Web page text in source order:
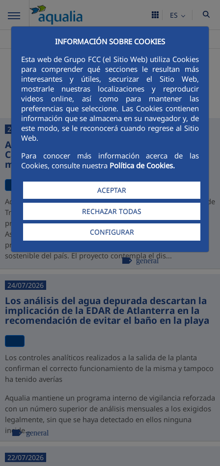
INFORMACIÓN SOBRE COOKIES
Esta web de Grupo FCC (el Sitio Web) utiliza Cookies
para comprender qué secciones le resultan más
interesantes y útiles, securizar el Sitio Web,
mostrarle nuestras localizaciones y reproducir
videos online, así como para mantener las
preferencias que seleccione. Las Cookies contienen
información que se almacena en su navegador y, de
este modo, se le reconocerá cuando regrese al Sitio
Web.
Para conocer más información acerca de las
Cookies, consulte nuestra Política de Cookies.
ACEPTAR
RECHAZAR TODAS
CONFIGURAR
ES
>La Roda
+ Buscador
Últimas noticias
27/07/2026
Aqualia desarrollará la depuradora de
Cajamarca y alcanza una cartera de 1.000
millones de euros en Perú
Aqualia ha resultado adjudicataria del proyecto de la Planta de
Tratamiento de Aguas Residuales (PTAR) de Cajamarca,
promovido por PROINVERSIÓN bajo la modalidad de
Asociación Público-Privada (APP), consolidando así su
presencia en Perú y su compromiso con el desarrollo
sostenible del país. El proyecto contempla el dis...
general
24/07/2026
Los análisis del agua depurada descartan la
implicación de la EDAR de Atlanterra en la
recomendación de evitar el baño en la playa
Los controles analíticos realizados a la salida de la planta
confirman el correcto funcionamiento de la misma y tampoco
ha tenido averías
Aqualia mantiene un programa interno de vigilancia reforzada
con un número superior de análisis mensuales a los exigidos
legalmente, sin que se haya detectado en ellos ninguna
incide...general
22/07/2026